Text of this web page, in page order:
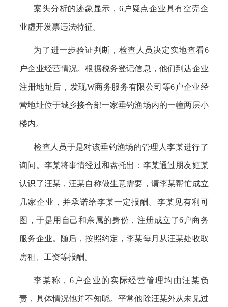
案头分析的迹象显示， 6户疑点企业具有空壳企
业虚开发票违法特征。
为了进一步验证判断，检查人员决定实地查看6
户企业经营情况。根据税务登记信息，他们到达企业
注册地址后，发现W商务服务有限公司等6户企业经
营地址位于城乡接合部一家垂钓渔场内的一幢两层小
楼内。
检查人员于是对该垂钓渔场的管理人李某进行了
询问。李某将事情经过和盘托出：李某通过朋友姬某
认识了汪某，汪某自称做生意需要，请李某帮忙成立
几家企业，并承诺给李某一定报酬。李某见有利可
图，于是用自己和亲属的身份，注册成立了6户商务
服务企业。随后，按照约定，李某每月从汪某处收取
房租、工资等报酬。
李某称， 6户企业的实际经营管理均由汪某负
责，具体情况他并不知晓。平常他除汪某外从未见过